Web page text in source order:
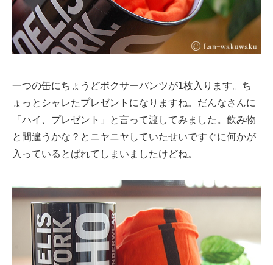
一つの缶にちょうどボクサーパンツが1枚入ります。ち
ょっとシャレたプレゼントになりますね。だんなさんに
「ハイ、プレゼント」と言って渡してみました。飲み物
と間違うかな？とニヤニヤしていたせいですぐに何かが
入っているとばれてしまいましたけどね。